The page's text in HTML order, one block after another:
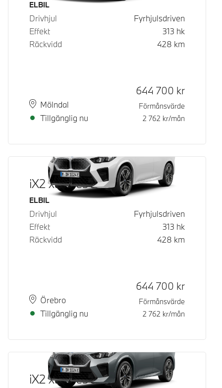
Bränsle
ELBIL
Drivhjul
Fyrhjulsdriven
Effekt
313 hk
Räckvidd
428 km
PlatsMölndal
Leveranstid
Tillgänglig nu
Kontantpris
644 700 kr
Förmånsvärde
2 762 kr/mån
iX2 xDrive30
Bränsle
ELBIL
Drivhjul
Fyrhjulsdriven
Effekt
313 hk
Räckvidd
428 km
PlatsÖrebro
Leveranstid
Tillgänglig nu
Kontantpris
644 700 kr
Förmånsvärde
2 762 kr/mån
iX2 xDrive30